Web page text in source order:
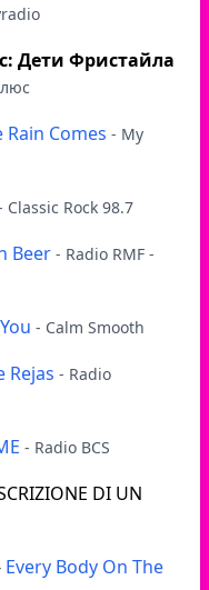
Дети Фристайла
Rain Comes - My
Classic Rock 98.7
Beer - Radio RMF -
- Calm Smooth
Rejas - Radio
- Radio BCS
DI UN
Every Body On The